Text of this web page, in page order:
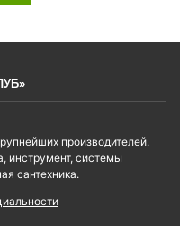
производителей.
инструмент, системы
сантехника.